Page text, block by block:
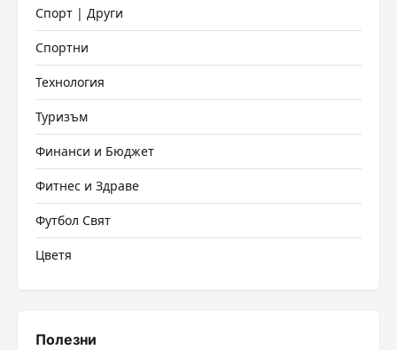
Спорт | Други
Спортни
Технология
Туризъм
Финанси и Бюджет
Фитнес и Здраве
Футбол Свят
Цветя
Полезни